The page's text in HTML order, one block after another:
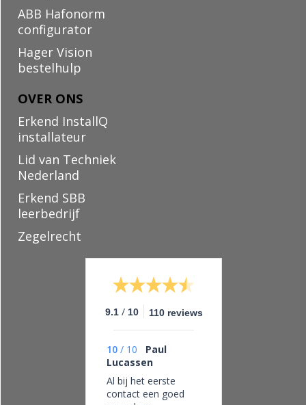
ABB Hafonorm
configurator
Hager Vision
bestelhulp
OVER ONS
Erkend InstallQ
installateur
Lid van Techniek
Nederland
Erkend SBB
leerbedrijf
Zegelrecht
9.1 / 10 110 reviews
10 / 10
Paul
Lucassen
Al bij het eerste
contact een goed